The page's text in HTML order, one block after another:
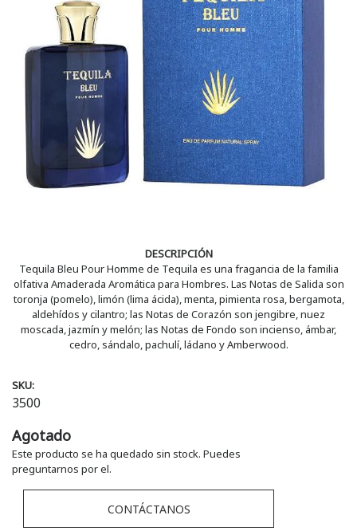
DESCRIPCIÓN
Tequila Bleu Pour Homme de Tequila es una fragancia de la familia
olfativa Amaderada Aromática para Hombres. Las Notas de Salida son
toronja (pomelo), limón (lima ácida), menta, pimienta rosa, bergamota,
aldehídos y cilantro; las Notas de Corazón son jengibre, nuez
moscada, jazmín y melón; las Notas de Fondo son incienso, ámbar,
cedro, sándalo, pachulí, ládano y Amberwood.
SKU:
3500
Agotado
Este producto se ha quedado sin stock. Puedes
preguntarnos por el.
CONTÁCTANOS